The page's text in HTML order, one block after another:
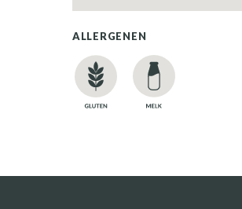
ALLERGENEN